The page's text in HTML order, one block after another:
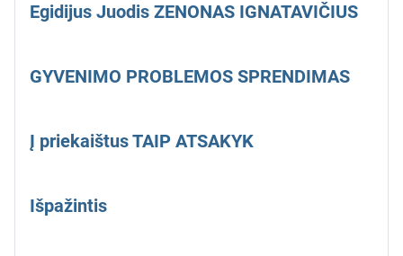
Egidijus Juodis ZENONAS IGNATAVIČIUS
GYVENIMO PROBLEMOS SPRENDIMAS
Į priekaištus TAIP ATSAKYK
Išpažintis